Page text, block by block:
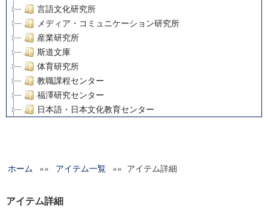
言語文化研究所
メディア・コミュニケーション研究所
産業研究所
斯道文庫
体育研究所
教職課程センター
福澤研究センター
日本語・日本文化教育センター
グローバルリサーチインスティテュート
科学研究費補助金研究成果報告書
ホーム »» アイテム一覧 »» アイテム詳細
アイテム詳細